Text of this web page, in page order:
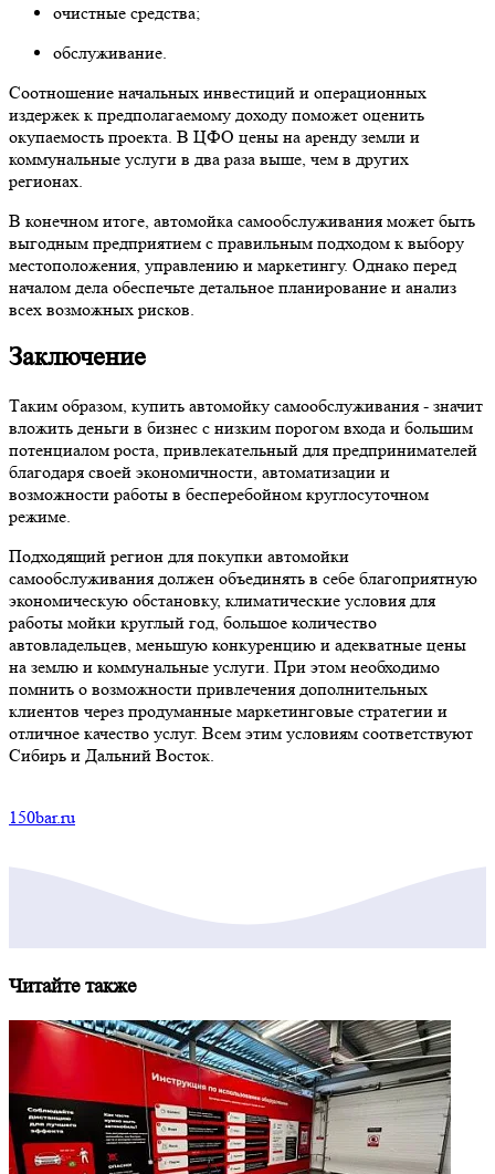
очистные средства;
обслуживание.
Соотношение начальных инвестиций и операционных
издержек к предполагаемому доходу поможет оценить
окупаемость проекта. В ЦФО цены на аренду земли и
коммунальные услуги в два раза выше, чем в других
регионах.
В конечном итоге, автомойка самообслуживания может быть
выгодным предприятием с правильным подходом к выбору
местоположения, управлению и маркетингу. Однако перед
началом дела обеспечьте детальное планирование и анализ
всех возможных рисков.
Заключение
Таким образом, купить автомойку самообслуживания - значит
вложить деньги в бизнес с низким порогом входа и большим
потенциалом роста, привлекательный для предпринимателей
благодаря своей экономичности, автоматизации и
возможности работы в бесперебойном круглосуточном
режиме.
Подходящий регион для покупки автомойки
самообслуживания должен объединять в себе благоприятную
экономическую обстановку, климатические условия для
работы мойки круглый год, большое количество
автовладельцев, меньшую конкуренцию и адекватные цены
на землю и коммунальные услуги. При этом необходимо
помнить о возможности привлечения дополнительных
клиентов через продуманные маркетинговые стратегии и
отличное качество услуг. Всем этим условиям соответствуют
Сибирь и Дальний Восток.
150bar.ru
Читайте также